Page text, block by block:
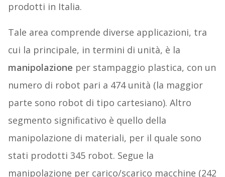
prodotti in Italia.
Tale area comprende diverse applicazioni, tra
cui la principale, in termini di unità, è la
manipolazione per stampaggio plastica, con un
numero di robot pari a 474 unità (la maggior
parte sono robot di tipo cartesiano). Altro
segmento significativo è quello della
manipolazione di materiali, per il quale sono
stati prodotti 345 robot. Segue la
manipolazione per carico/scarico macchine (242